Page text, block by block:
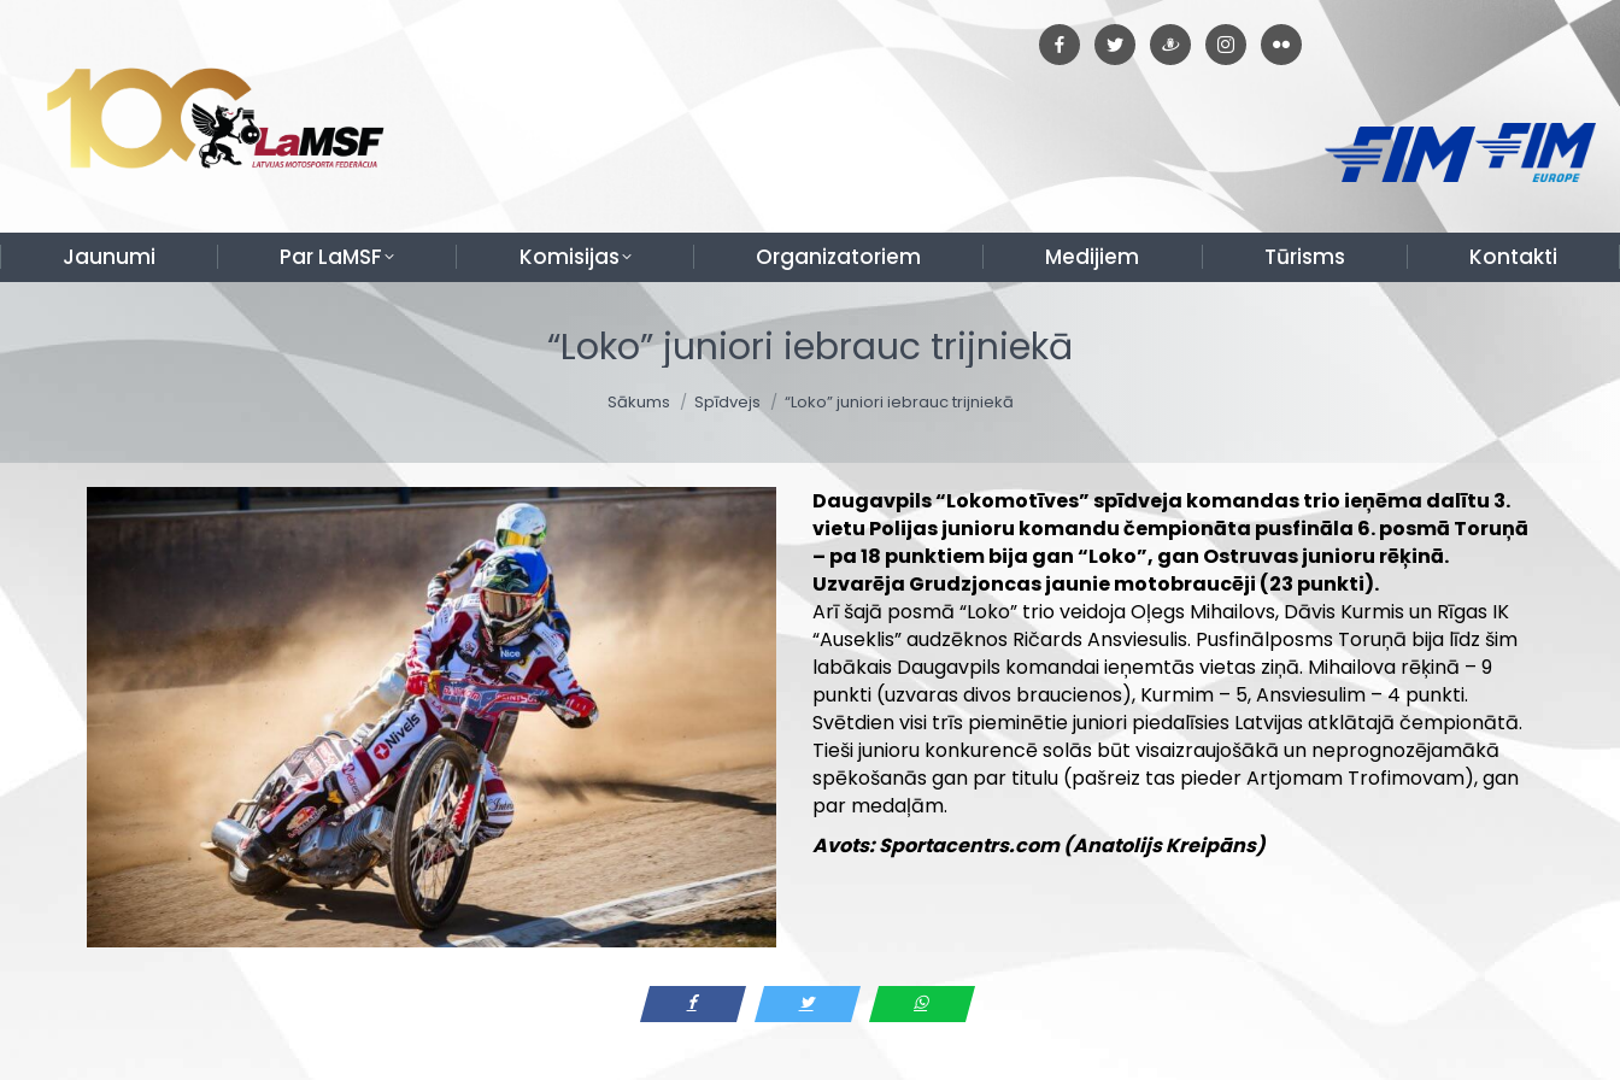
Jaunumi Par LaMSF Komisijas Organizatoriem Medijiem Tūrisms Kontakti
“Loko” juniori iebrauc trijniekā
You are here:
Sākums Spīdvejs “Loko” juniori iebrauc trijniekā
Daugavpils “Lokomotīves” spīdveja komandas trio ieņēma dalītu 3.
vietu Polijas junioru komandu čempionāta pusfināla 6. posmā Toruņā
– pa 18 punktiem bija gan “Loko”, gan Ostruvas junioru rēķinā.
Uzvarēja Grudzjoncas jaunie motobraucēji (23 punkti).
Arī šajā posmā “Loko” trio veidoja Oļegs Mihailovs, Dāvis Kurmis un Rīgas IK
“Auseklis” audzēknos Ričards Ansviesulis. Pusfinālposms Toruņā bija līdz šim
labākais Daugavpils komandai ieņemtās vietas ziņā. Mihailova rēķinā – 9
punkti (uzvaras divos braucienos), Kurmim – 5, Ansviesulim – 4 punkti.
Svētdien visi trīs pieminētie juniori piedalīsies Latvijas atklātajā čempionātā.
Tieši junioru konkurencē solās būt visaizraujošākā un neprognozējamākā
spēkošanās gan par titulu (pašreiz tas pieder Artjomam Trofimovam), gan
par medaļām.
Avots: Sportacentrs.com (Anatolijs Kreipāns)